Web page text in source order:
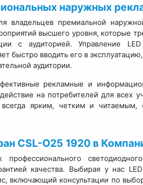
наружных
владельцев премиальной
высшего уровня, которые
с аудиторией. Управление
быстро вводить его в
аудитории.
рекламные и
на потребителей для всех
ярким, четким и читаемым,
CSL-O25 1920 в
светодиодного
качества. Выбирая у нас
включающий консультации по